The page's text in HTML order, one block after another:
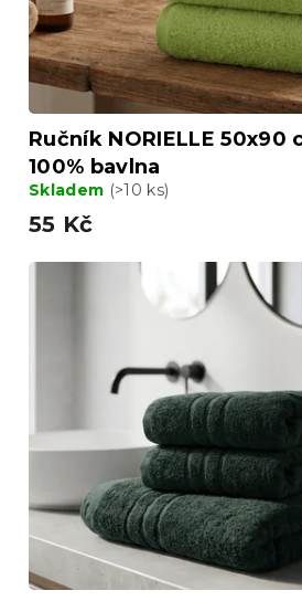
Ručník NORIELLE 50x90
100% bavlna
Skladem (>10 ks)
55 Kč